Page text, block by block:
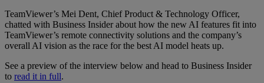
TeamViewer’s Mei Dent, Chief Product & Technology Officer,
chatted with Business Insider about how the new AI features fit into
TeamViewer’s remote connectivity solutions and the company’s
overall AI vision as the race for the best AI model heats up.
See a preview of the interview below and head to Business Insider
to read it in full.